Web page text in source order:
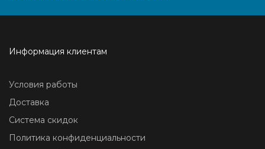
Информация клиентам
Условия работы
Доставка
Система скидок
Политика конфиденциальности